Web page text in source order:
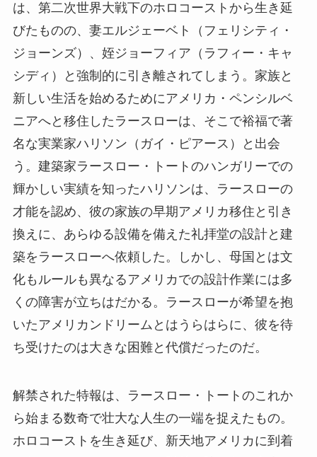
は、第二次世界大戦下のホロコーストから生き延
びたものの、妻エルジェーベト（フェリシティ・
ジョーンズ）、姪ジョーフィア（ラフィー・キャ
シディ）と強制的に引き離されてしまう。家族と
新しい生活を始めるためにアメリカ・ペンシルベ
ニアへと移住したラースローは、そこで裕福で著
名な実業家ハリソン（ガイ・ピアース）と出会
う。建築家ラースロー・トートのハンガリーでの
輝かしい実績を知ったハリソンは、ラースローの
才能を認め、彼の家族の早期アメリカ移住と引き
換えに、あらゆる設備を備えた礼拝堂の設計と建
築をラースローへ依頼した。しかし、母国とは文
化もルールも異なるアメリカでの設計作業には多
くの障害が立ちはだかる。ラースローが希望を抱
いたアメリカンドリームとはうらはらに、彼を待
ち受けたのは大きな困難と代償だったのだ。
解禁された特報は、ラースロー・トートのこれか
ら始まる数奇で壮大な人生の一端を捉えたもの。
ホロコーストを生き延び、新天地アメリカに到着